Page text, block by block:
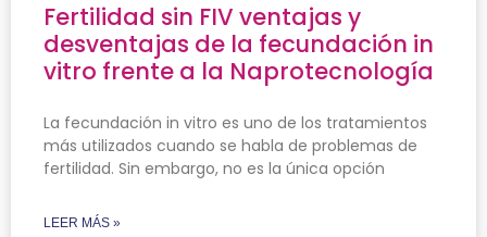
Fertilidad sin FIV ventajas y
desventajas de la fecundación in
vitro frente a la Naprotecnología
La fecundación in vitro es uno de los tratamientos
más utilizados cuando se habla de problemas de
fertilidad. Sin embargo, no es la única opción
LEER MÁS »